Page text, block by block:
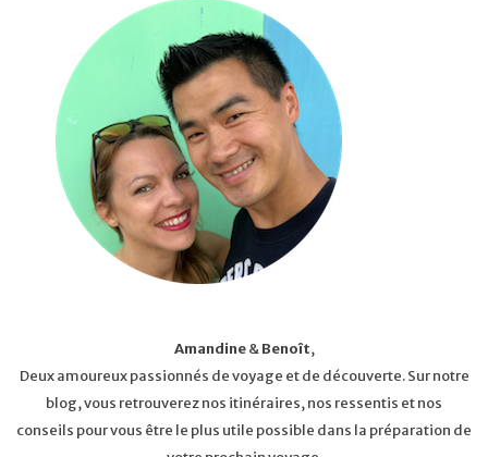
Amandine&Benoît,
Deux amoureux passionnés de voyage et de découverte. Sur notre
blog, vous retrouverez nos itinéraires, nos ressentis et nos
conseils pour vous être le plus utile possible dans la préparation de